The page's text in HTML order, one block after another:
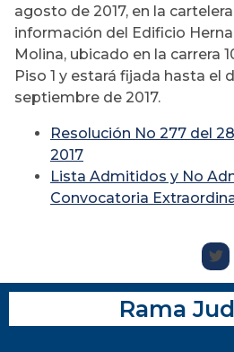
agosto de 2017, en la
información del Edificio
Molina, ubicado en la carrera
Piso 1 y estará fijada hasta el
septiembre de 2017.
Resolución No 277 del
2017
Lista Admitidos y No
Convocatoria
Rama